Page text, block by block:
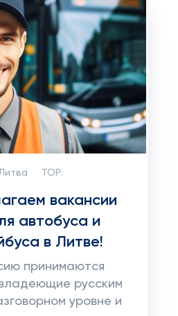
TOP:
вакансии
автобуса и
в Литве!
принимаются
русским
уровне и